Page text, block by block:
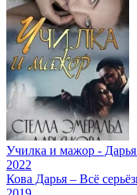
Училка и мажор -
2022
Кова Дарья – Всё